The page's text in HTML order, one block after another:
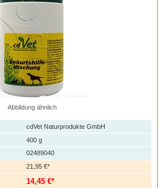
Abbildung ähnlich
cdVet Naturprodukte GmbH
400 g
02489040
21,95 €*
14,45 €*